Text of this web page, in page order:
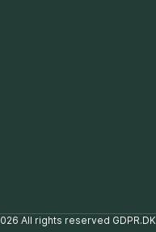
All rights reserved GDPR.DK